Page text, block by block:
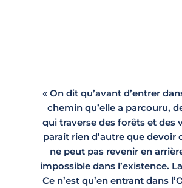
« On dit qu’avant d’entrer
chemin qu’elle a parcouru,
qui traverse des forêts et des
parait rien d’autre que devoir
ne peut pas revenir en
impossible dans l’existence.
Ce n’est qu’en entrant dans